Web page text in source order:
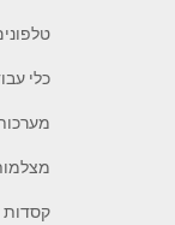
כלי
קסדות